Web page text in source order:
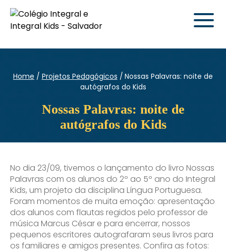
Home Projetos Pedagógicos
Nossas Palavras: noite de
autógrafos do Kids
Nossas Palavras: noite de
autógrafos do Kids
No dia 23/09, tivemos o lançamento do livro Nossas
Palavras com os alunos do 2º ao 5º ano do Integral
Kids, um projeto da disciplina Língua Portuguesa.
Foram momentos de muita emoção: apresentação
dos alunos com flautas regidos pelo professor de
música Marcus César e para encerrar, nossos
pequenos escritores autografaram seus livros para
os familiares e amigos presentes. Confira as fotos: